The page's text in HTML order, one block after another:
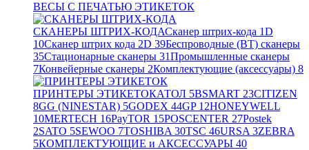
ВЕСЫ С ПЕЧАТЬЮ ЭТИКЕТОК
СКАНЕРЫ ШТРИХ-КОДАСканер штрих-кода 1D
10Сканер штрих кода 2D 39Беспроводные (BT) сканеры
35Стационарные сканеры 31Промышленные сканеры
7Конвейерные сканеры 2Комплектующие (аксессуары) 8
ПРИНТЕРЫ ЭТИКЕТОКАТОЛ 5BSMART 23CITIZEN
8GG (NINESTAR) 5GODEX 44GP12HONEYWELL
10MERTECH 16PayTOR 15POSCENTER 27Postek
2SATO 5SEWOO 7TOSHIBA 30TSC 46URSA 3ZEBRA
5КОМПЛЕКТУЮЩИЕ и АКСЕССУАРЫ 40